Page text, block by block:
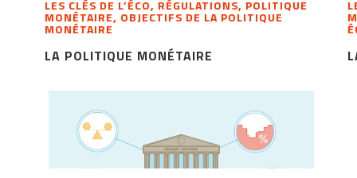
LES CLÉS DE L’ÉCO, RÉGULATIONS, POLITIQUE
MONÉTAIRE, OBJECTIFS DE LA POLITIQUE
MONÉTAIRE
LA POLITIQUE MONÉTAIRE